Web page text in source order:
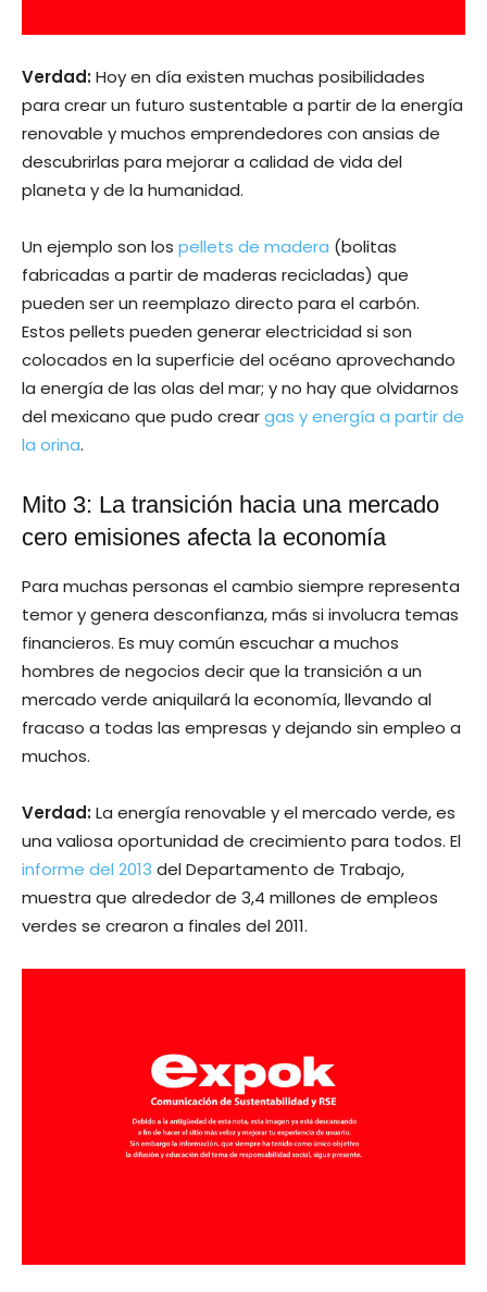
Verdad:Hoy en día existen muchas posibilidades
para crear un futuro sustentable a partir de la energía
renovable y muchos emprendedores con ansias de
descubrirlas para mejorar a calidad de vida del
planeta y de la humanidad.
Un ejemplo son los pellets de madera (bolitas
fabricadas a partir de maderas recicladas) que
pueden ser un reemplazo directo para el carbón.
Estos pellets pueden generar electricidad si son
colocados en la superficie del océano aprovechando
la energía de las olas del mar; y no hay que olvidarnos
del mexicano que pudo creargas y energía a partir de
la orina.
Mito 3: La transición hacia una mercado
cero emisiones afecta la economía
Para muchas personas el cambio siempre representa
temor y genera desconfianza, más si involucra temas
financieros. Es muy común escuchar a muchos
hombres de negocios decir que la transición a un
mercado verde aniquilará la economía, llevando al
fracaso a todas las empresas y dejando sin empleo a
muchos.
Verdad:La energía renovable y el mercado verde, es
una valiosa oportunidad de crecimiento para todos. El
informe del 2013 del Departamento de Trabajo,
muestra que alrededor de 3,4 millones de empleos
verdes se crearon a finales del 2011.